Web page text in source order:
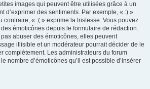
images qui peuvent être utilisées grâce à un
d’exprimer des sentiments. Par exemple, « :) »
contraire, « :( » exprime la tristesse. Vous pouvez
émoticônes depuis le formulaire de rédaction.
abuser des émoticônes, elles peuvent
illisible et un modérateur pourrait décider de le
complètement. Les administrateurs du forum
nombre d’émoticônes qu’il est possible d’insérer